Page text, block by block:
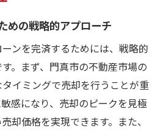
めの戦略的アプローチ
ンを完済するためには、戦略的
。まず、門真市の不動産市場の
イミングで売却を行うことが重
感になり、売却のピークを見極
却価格を実現できます。また、